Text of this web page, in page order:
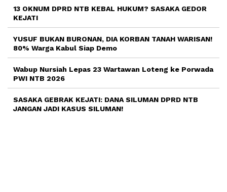
13 OKNUM DPRD NTB KEBAL HUKUM? SASAKA GEDOR
KEJATI
YUSUF BUKAN BURONAN, DIA KORBAN TANAH WARISAN!
80% Warga Kabul Siap Demo
Wabup Nursiah Lepas 23 Wartawan Loteng ke Porwada
PWI NTB 2026
SASAKA GEBRAK KEJATI: DANA SILUMAN DPRD NTB
JANGAN JADI KASUS SILUMAN!